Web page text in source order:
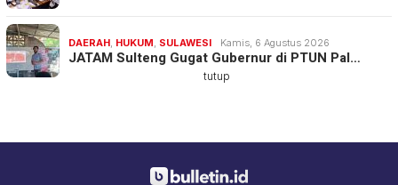
DAERAH HUKUM SULAWESI Kamis, 6 Agustus 2026
JATAM Sulteng Gugat Gubernur di PTUN Pal…
tutup